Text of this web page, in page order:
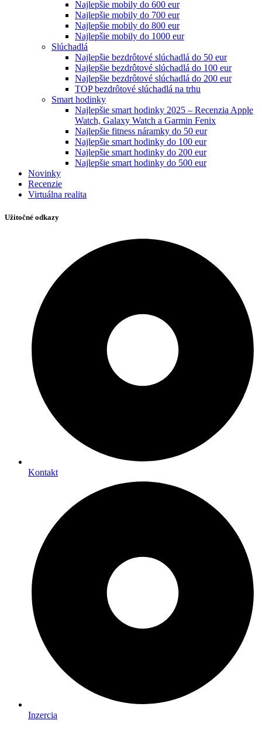
Najlepšie mobily do 600 eur
Najlepšie mobily do 700 eur
Najlepšie mobily do 800 eur
Najlepšie mobily do 1000 eur
Slúchadlá
Najlepšie bezdrôtové slúchadlá do 50 eur
Najlepšie bezdrôtové slúchadlá do 100 eur
Najlepšie bezdrôtové slúchadlá do 200 eur
TOP bezdrôtové slúchadlá na trhu
Smart hodinky
Najlepšie smart hodinky 2025 – Recenzia Apple
Watch, Galaxy Watch a Garmin Fenix
Najlepšie fitness náramky do 50 eur
Najlepšie smart hodinky do 100 eur
Najlepšie smart hodinky do 200 eur
Najlepšie smart hodinky do 500 eur
Novinky
Recenzie
Virtuálna realita
Užitočné odkazy
Kontakt
Inzercia